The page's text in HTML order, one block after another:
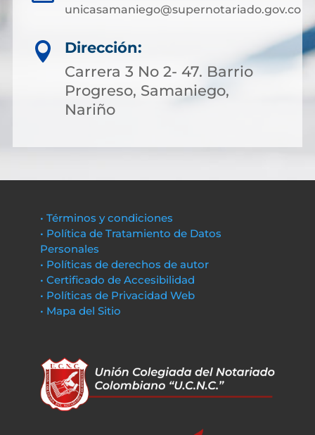
unicasamaniego@supernotariado.gov.co

Dirección:
Carrera 3 No 2- 47. Barrio
Progreso, Samaniego,
Nariño
• Términos y condiciones
• Política de Tratamiento de Datos
Personales
• Políticas de derechos de autor
• Certificado de Accesibilidad
• Políticas de Privacidad Web
• Mapa del Sitio